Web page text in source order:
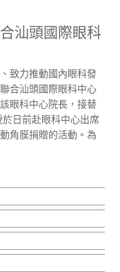
汕頭國際眼科
致力推動國內眼科發
合汕頭國際眼科中心
眼科中心院長，接替
日前赴眼科中心出席
角膜捐贈的活動。為